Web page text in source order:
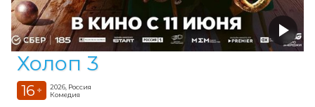
Холоп 3
16 +
2026, Россия
Комедия